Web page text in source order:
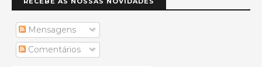
Mensagens
Comentários